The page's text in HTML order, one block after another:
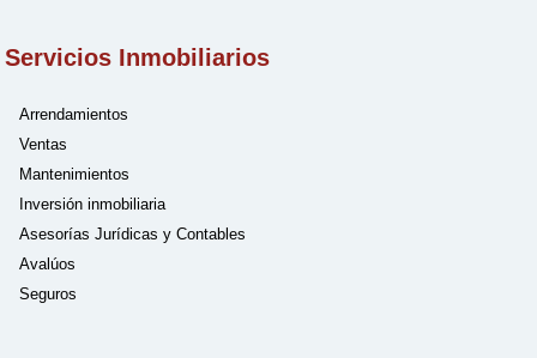
Servicios Inmobiliarios
Arrendamientos
Ventas
Mantenimientos
Inversión inmobiliaria
Asesorías Jurídicas y Contables
Avalúos
Seguros